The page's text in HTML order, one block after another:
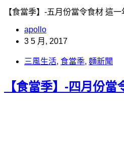
【食當季】-五月份當令食材 這
apollo
3 5 月, 2017
三風生活, 食當季, 麵新聞
【食當季】-四月份當